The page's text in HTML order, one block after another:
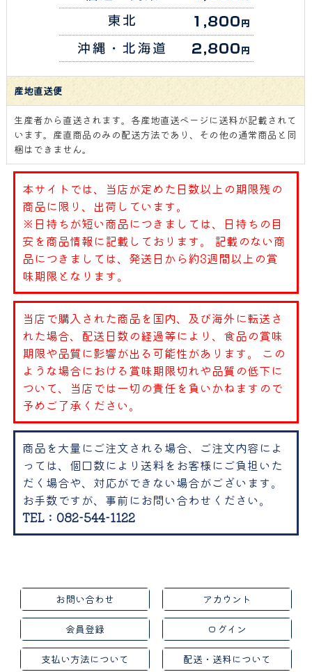
産地直送便
生産者から直送されます。各産地直送ページに送料が記載されて
います。産直商品のみの配送方法であり、その他の通常商品と同
梱はできません。
本サイトでは、当店が定めた日数以上の期限残の
商品に限り、出荷しています。
※日持ちが短い商品につきましては、日持ちの目
安を商品情報に記載しております。 記載のない商
品につきましては、発送日から約3週間以上の賞
味期限となります。
当店で購入された商品を国内、及び海外に転送さ
れた場合、配送日数の経過等により、食品の賞味
期限や品質に影響が出る可能性があります。 この
ような場合における賞味期限切れや品質の低下に
ついて、当店では一切の責任を負いかねますので
予めご了承ください。
商品を大量にご注文される場合、ご注文内容によ
っては、個口数により送料をお客様にご負担いた
だく場合や、対応ができない場合がございます。
お手数ですが、事前にお問い合わせください。
TEL：082-544-1122
お問い合わせ アカウント
会員登録 ログイン
支払い方法について 配送・送料について